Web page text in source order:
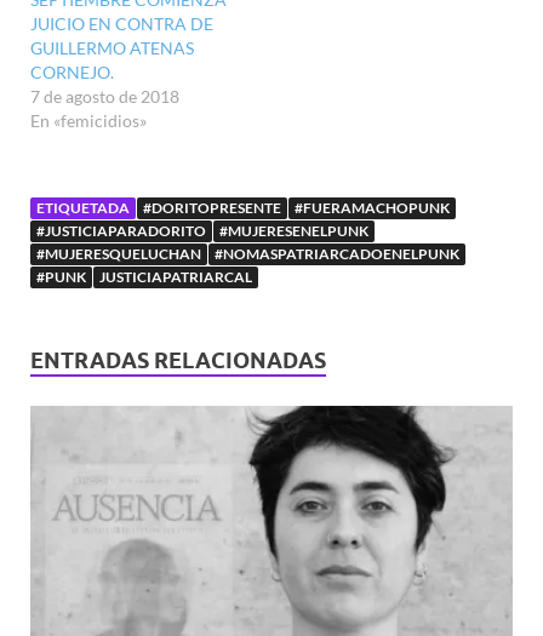
JUICIO EN CONTRA DE
GUILLERMO ATENAS
CORNEJO.
7 de agosto de 2018
En «femicidios»
ETIQUETADA #DORITOPRESENTE
#FUERAMACHOPUNK
#JUSTICIAPARADORITO
#MUJERESENELPUNK
#MUJERESQUELUCHAN
#NOMASPATRIARCADOENELPUNK
#PUNK
JUSTICIAPATRIARCAL
ENTRADAS RELACIONADAS